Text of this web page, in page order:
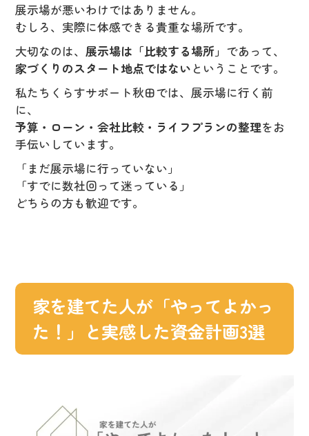
展示場が悪いわけではありません。
むしろ、実際に体感できる貴重な場所です。
大切なのは、 展示場は「比較する場所」 であって、
家づくりのスタート地点ではない ということです。
私たちくらすサポート秋田では、展示場に行く前
に、
予算・ローン・会社比較・ライフプランの整理をお
手伝いしています。
「まだ展示場に行っていない」
「すでに数社回って迷っている」
どちらの方も歓迎です。
家を建てた人が「やってよかっ
た！」と実感した資金計画3選